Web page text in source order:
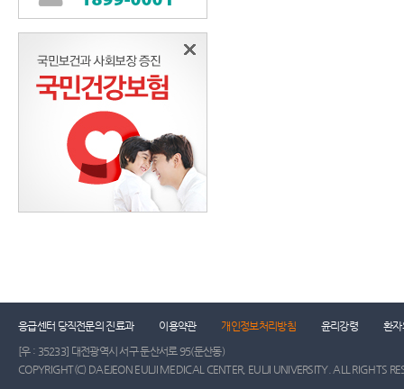
응급센터 당직전문의 진료과 이용약관 개인정보처리방침 윤리강령
환자
[우 : 35233] 대전광역시 서구 둔산서로 95(둔산동)
COPYRIGHT(C) DAEJEON EULJI MEDICAL CENTER, EULJI UNIVERSITY. ALL RIGHTS